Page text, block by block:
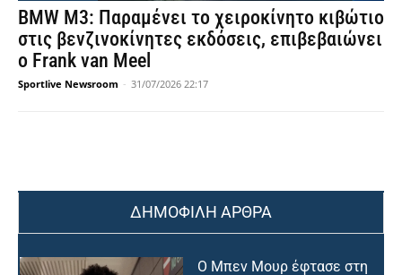
BMW M3: Παραμένει το χειροκίνητο κιβώτιο
στις βενζινοκίνητες εκδόσεις, επιβεβαιώνει
ο Frank van Meel
Sportlive Newsroom - 31/07/2026 22:17
ΔΗΜΟΦΙΛΗ ΑΡΘΡΑ
Ο Μπεν Μουρ έφτασε στη